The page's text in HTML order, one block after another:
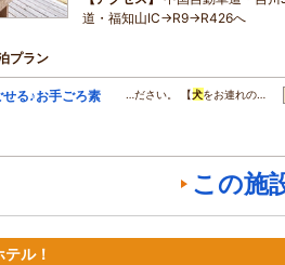
道・福知山IC→R9→R426へ
プラン
る♪お手ごろ素
…ださい。 【犬をお連れの…
この施
ル！